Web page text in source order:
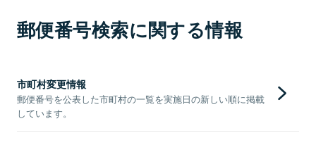
郵便番号検索に関する情報
市町村変更情報
郵便番号を公表した市町村の一覧を実施日の新しい順に掲載
しています。